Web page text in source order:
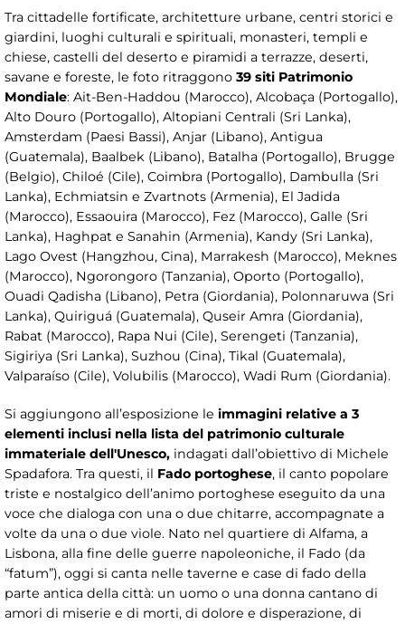
Tra cittadelle fortificate, architetture urbane, centri storici e
giardini, luoghi culturali e spirituali, monasteri, templi e
chiese, castelli del deserto e piramidi a terrazze, deserti,
savane e foreste, le foto ritraggono 39 siti Patrimonio
Mondiale: Ait-Ben-Haddou (Marocco), Alcobaça (Portogallo),
Alto Douro (Portogallo), Altopiani Centrali (Sri Lanka),
Amsterdam (Paesi Bassi), Anjar (Libano), Antigua
(Guatemala), Baalbek (Libano), Batalha (Portogallo), Brugge
(Belgio), Chiloé (Cile), Coimbra (Portogallo), Dambulla (Sri
Lanka), Echmiatsin e Zvartnots (Armenia), El Jadida
(Marocco), Essaouira (Marocco), Fez (Marocco), Galle (Sri
Lanka), Haghpat e Sanahin (Armenia), Kandy (Sri Lanka),
Lago Ovest (Hangzhou, Cina), Marrakesh (Marocco), Meknes
(Marocco), Ngorongoro (Tanzania), Oporto (Portogallo),
Ouadi Qadisha (Libano), Petra (Giordania), Polonnaruwa (Sri
Lanka), Quiriguá (Guatemala), Quseir Amra (Giordania),
Rabat (Marocco), Rapa Nui (Cile), Serengeti (Tanzania),
Sigiriya (Sri Lanka), Suzhou (Cina), Tikal (Guatemala),
Valparaíso (Cile), Volubilis (Marocco), Wadi Rum (Giordania).
Si aggiungono all’esposizione le immagini relative a 3
elementi inclusi nella lista del patrimonio culturale
immateriale dell'Unesco, indagati dall’obiettivo di Michele
Spadafora. Tra questi, il Fado portoghese, il canto popolare
triste e nostalgico dell’animo portoghese eseguito da una
voce che dialoga con una o due chitarre, accompagnate a
volte da una o due viole. Nato nel quartiere di Alfama, a
Lisbona, alla fine delle guerre napoleoniche, il Fado (da
“fatum”), oggi si canta nelle taverne e case di fado della
parte antica della città: un uomo o una donna cantano di
amori di miserie e di morti, di dolore e disperazione, di